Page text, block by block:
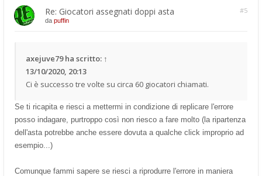
Re: Giocatori assegnati doppi asta #5
da puffin
axejuve79ha scritto: ↑
13/10/2020, 20:13
Ci è successo tre volte su circa 60 giocatori chiamati.
Se ti ricapita e riesci a mettermi in condizione di replicare l'errore
posso indagare, purtroppo così non riesco a fare molto (la ripartenza
dell'asta potrebbe anche essere dovuta a qualche click improprio ad
esempio...)
Comunque fammi sapere se riesci a riprodurre l'errore in maniera